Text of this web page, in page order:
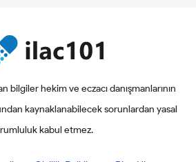
bilgiler hekim ve eczacı danışmanlarının
kaynaklanabilecek sorunlardan yasal
kabul etmez.